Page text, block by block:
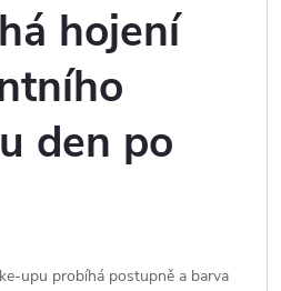
hojení
den po
upu probíhá postupně a barva